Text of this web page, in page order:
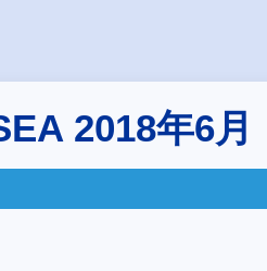
2018年6月